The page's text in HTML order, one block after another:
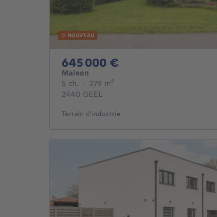
NOUVEAU
645 000 €
Maison
5 ch. 5 chambres
· 279 m²
2440 GEEL
Terrain d'industrie